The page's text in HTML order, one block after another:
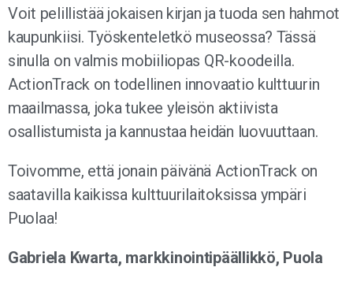
Voit pelillistää jokaisen kirjan ja tuoda sen hahmot
kaupunkiisi. Työskenteletkö museossa? Tässä
sinulla on valmis mobiiliopas QR-koodeilla.
ActionTrack on todellinen innovaatio kulttuurin
maailmassa, joka tukee yleisön aktiivista
osallistumista ja kannustaa heidän luovuuttaan.
Toivomme, että jonain päivänä ActionTrack on
saatavilla kaikissa kulttuurilaitoksissa ympäri
Puolaa!
Gabriela Kwarta, markkinointipäällikkö, Puola